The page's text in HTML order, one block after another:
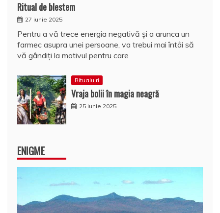
Ritual de blestem
27 iunie 2025
Pentru a vă trece energia negativă şi a arunca un
farmec asupra unei persoane, va trebui mai întâi să
vă gândiţi la motivul pentru care
Ritualuiri
Vraja bolii în magia neagră
25 iunie 2025
ENIGME